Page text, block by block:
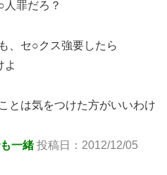
人罪だろ？
、セ○クス強要したら
よ
とは気をつけた方がいいわけ
一緒投稿日：2012/12/05